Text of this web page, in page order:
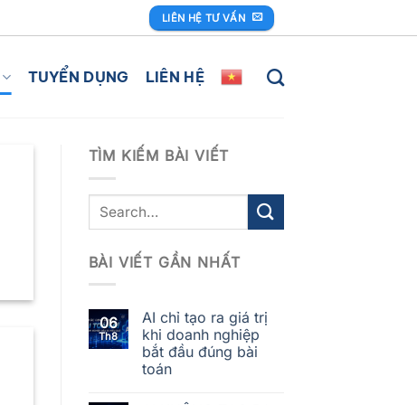
LIÊN HỆ TƯ VẤN
TUYỂN DỤNG LIÊN HỆ
TÌM KIẾM BÀI VIẾT
BÀI VIẾT GẦN NHẤT
06
Th8
AI chỉ tạo ra giá trị
khi doanh nghiệp
bắt đầu đúng bài
toán